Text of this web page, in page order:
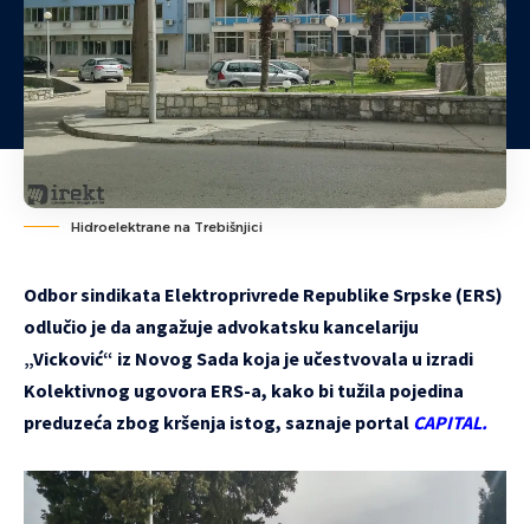
Hidroelektrane na Trebišnjici
Odbor sindikata Elektroprivrede Republike Srpske (ERS)
odlučio je da angažuje advokatsku kancelariju
„Vicković“ iz Novog Sada koja je učestvovala u izradi
Kolektivnog ugovora ERS-a, kako bi tužila pojedina
preduzeća zbog kršenja istog, saznaje portal CAPITAL.